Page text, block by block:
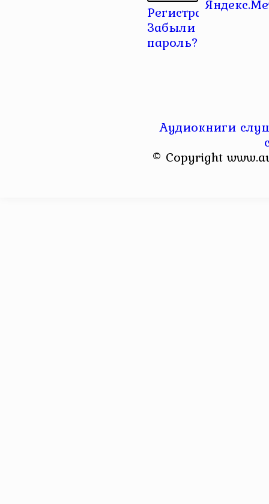
Регистрация |
Забыли
пароль?
Аудиокниги
© Copyright